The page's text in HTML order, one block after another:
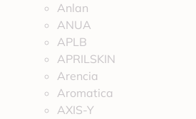
Anlan
ANUA
APLB
APRILSKIN
Arencia
Aromatica
AXIS-Y